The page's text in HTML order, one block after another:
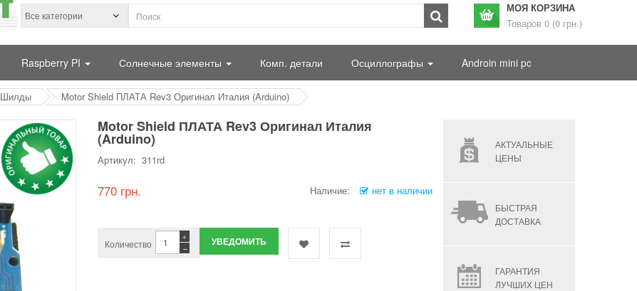
МОЯ КОРЗИНА
Товаров 0 (0 грн.)
Raspberry PI Солнечные элементы Комп. детали Осциллографы Androin mini pc
Шилды Motor Shield ПЛАТА Rev3 Оригинал Италия (Arduino)
Motor Shield ПЛАТА Rev3 Оригинал Италия
(Arduino)
Артикул: 311rd
770 грн. Наличие: нет в наличии
Количество −
+ УВЕДОМИТЬ
АКТУАЛЬНЫЕ
ЦЕНЫ
БЫСТРАЯ
ДОСТАВКА
ГАРАНТИЯ
ЛУЧШИХ ЦЕН